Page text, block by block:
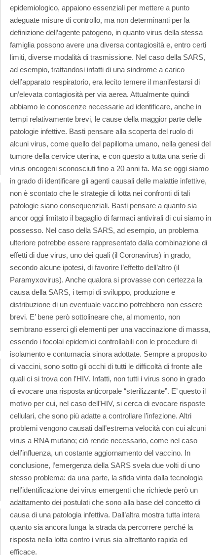
epidemiologico, appaiono essenziali per mettere a punto
adeguate misure di controllo, ma non determinanti per la
definizione dell’agente patogeno, in quanto virus della stessa
famiglia possono avere una diversa contagiosità e, entro certi
limiti, diverse modalità di trasmissione. Nel caso della SARS,
ad esempio, trattandosi infatti di una sindrome a carico
dell’apparato respiratorio, era lecito temere il manifestarsi di
un’elevata contagiosità per via aerea. Attualmente quindi
abbiamo le conoscenze necessarie ad identificare, anche in
tempi relativamente brevi, le cause della maggior parte delle
patologie infettive. Basti pensare alla scoperta del ruolo di
alcuni virus, come quello del papilloma umano, nella genesi del
tumore della cervice uterina, e con questo a tutta una serie di
virus oncogeni sconosciuti fino a 20 anni fa. Ma se oggi siamo
in grado di identificare gli agenti causali delle malattie infettive,
non è scontato che le strategie di lotta nei confronti di tali
patologie siano consequenziali. Basti pensare a quanto sia
ancor oggi limitato il bagaglio di farmaci antivirali di cui siamo in
possesso. Nel caso della SARS, ad esempio, un problema
ulteriore potrebbe essere rappresentato dalla combinazione di
effetti di due virus, uno dei quali (il Coronavirus) in grado,
secondo alcune ipotesi, di favorire l’effetto dell’altro (il
Paramyxovirus). Anche qualora si provasse con certezza la
causa della SARS, i tempi di sviluppo, produzione e
distribuzione di un eventuale vaccino potrebbero non essere
brevi. E’ bene però sottolineare che, al momento, non
sembrano esserci gli elementi per una vaccinazione di massa,
essendo i focolai epidemici controllabili con le procedure di
isolamento e contumacia sinora adottate. Sempre a proposito
di vaccini, sono sotto gli occhi di tutti le difficoltà di fronte alle
quali ci si trova con l’HIV. Infatti, non tutti i virus sono in grado
di evocare una risposta anticorpale “sterilizzante”. E’ questo il
motivo per cui, nel caso dell’HIV, si cerca di evocare risposte
cellulari, che sono più adatte a controllare l’infezione. Altri
problemi vengono causati dall’estrema velocità con cui alcuni
virus a RNA mutano; ciò rende necessario, come nel caso
dell’influenza, un costante aggiornamento del vaccino. In
conclusione, l’emergenza della SARS svela due volti di uno
stesso problema: da una parte, la sfida vinta dalla tecnologia
nell’identificazione dei virus emergenti che richiede però un
adattamento dei postulati che sono alla base del concetto di
causa di una patologia infettiva. Dall’altra mostra tutta intera
quanto sia ancora lunga la strada da percorrere perché la
risposta nella lotta contro i virus sia altrettanto rapida ed
efficace.